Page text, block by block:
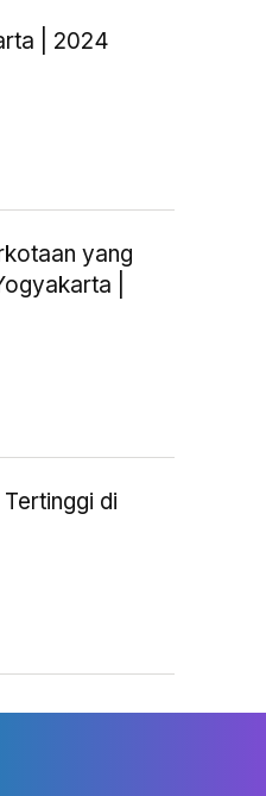
| 2024
yang
|
di